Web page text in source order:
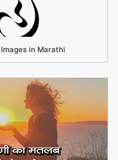
in Marathi